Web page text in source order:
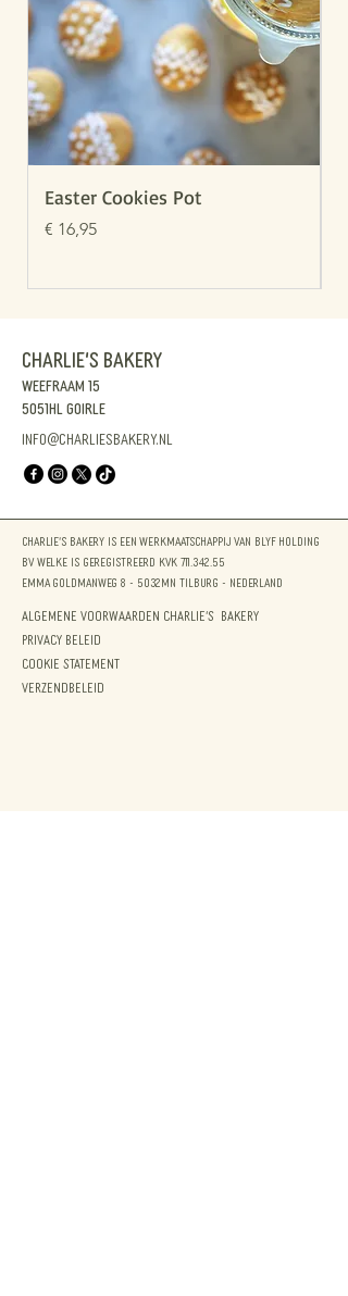
Easter Cookies Pot
Prijs
€ 16,95
CHARLIE'S Bakery
Weefraam 15
5051HL Goirle
info@charliesbakery.nl
CHARLIE'S Bakery is een werkmaatschappij van Blyf Holding
BV welke is geregistreerd KvK711.342.55
Emma Goldmanweg 8 - 5032MN Tilburg - Nederland
Algemene voorwaarden CHARLIE'S Bakery
Privacy Beleid
Cookie Statement
Verzendbeleid​